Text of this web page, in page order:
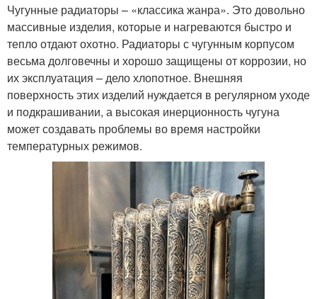
Чугунные радиаторы – «классика жанра». Это довольно
массивные изделия, которые и нагреваются быстро и
тепло отдают охотно. Радиаторы с чугунным корпусом
весьма долговечны и хорошо защищены от коррозии, но
их эксплуатация – дело хлопотное. Внешняя
поверхность этих изделий нуждается в регулярном уходе
и подкрашивании, а высокая инерционность чугуна
может создавать проблемы во время настройки
температурных режимов.